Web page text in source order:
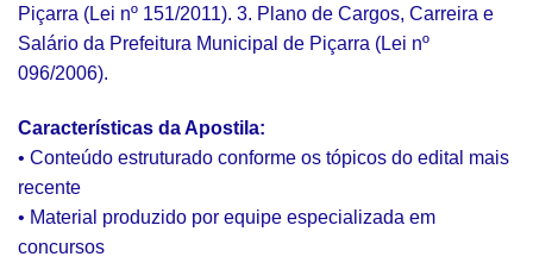
Piçarra (Lei nº 151/2011). 3. Plano de Cargos, Carreira e
Salário da Prefeitura Municipal de Piçarra (Lei nº
096/2006).
Características da Apostila:
• Conteúdo estruturado conforme os tópicos do edital mais
recente
• Material produzido por equipe especializada em
concursos